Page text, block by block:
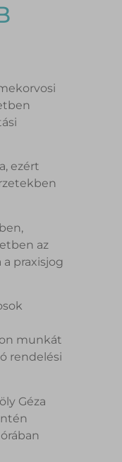
ezért
az
praxisjog
munkát
rendelési
Géza